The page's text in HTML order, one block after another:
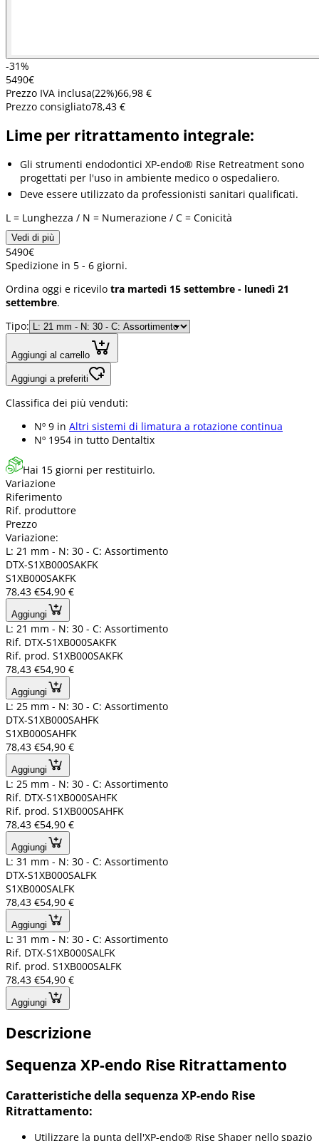
-31%
5490€
Prezzo IVA inclusa(22%)66,98 €
Prezzo consigliato78,43 €
Lime per ritrattamento integrale:
Gli strumenti endodontici XP-endo® Rise Retreatment sono
progettati per l'uso in ambiente medico o ospedaliero.
Deve essere utilizzato da professionisti sanitari qualificati.
L = Lunghezza / N = Numerazione / C = Conicità
Vedi di più
5490€
Spedizione in 5 - 6 giorni.
Ordina oggi e ricevilo tra martedì 15 settembre - lunedì 21
settembre.
Tipo:
Aggiungi al carrello
Aggiungi a preferiti
Classifica dei più venduti:
Nº 9 in Altri sistemi di limatura a rotazione continua
Nº 1954 in tutto Dentaltix
Hai 15 giorni per restituirlo.
Variazione
Riferimento
Rif. produttore
Prezzo
Variazione:
L: 21 mm - N: 30 - C: Assortimento
DTX-S1XB000SAKFK
S1XB000SAKFK
78,43 €54,90 €
Aggiungi
L: 21 mm - N: 30 - C: Assortimento
Rif. DTX-S1XB000SAKFK
Rif. prod. S1XB000SAKFK
78,43 €54,90 €
Aggiungi
L: 25 mm - N: 30 - C: Assortimento
DTX-S1XB000SAHFK
S1XB000SAHFK
78,43 €54,90 €
Aggiungi
L: 25 mm - N: 30 - C: Assortimento
Rif. DTX-S1XB000SAHFK
Rif. prod. S1XB000SAHFK
78,43 €54,90 €
Aggiungi
L: 31 mm - N: 30 - C: Assortimento
DTX-S1XB000SALFK
S1XB000SALFK
78,43 €54,90 €
Aggiungi
L: 31 mm - N: 30 - C: Assortimento
Rif. DTX-S1XB000SALFK
Rif. prod. S1XB000SALFK
78,43 €54,90 €
Aggiungi
Descrizione
Sequenza XP-endo Rise Ritrattamento
Caratteristiche della sequenza XP-endo Rise
Ritrattamento:
Utilizzare la punta dell'XP-endo® Rise Shaper nello spazio